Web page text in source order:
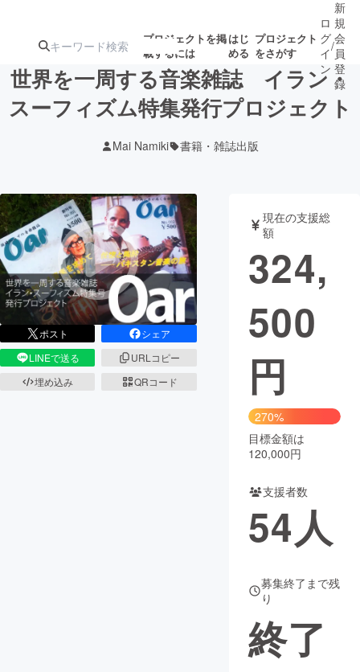
プロジェクトを掲
載するには
はじ
める
プロジェクト
をさがす
注目の新着プロ
ジェクト
募集終了が近いプ
ロジェクト
アート・写真 音楽
テクノロジー・ガジェット ゲーム・サ
映像・映画
ビジネス・起業
まちづくり・地域活性化
CAMPFIRE Creation
コミュニティ
ロ
グ
イ
ン
/
新
規
会
員
登
録
世界を一周する音楽雑誌 イラン・
スーフィズム特集発行プロジェクト
Mai Namiki 書籍・雑誌出版
ポスト
シェア
LINEで送る
URLコピー
埋め込み
QRコード
現在の支援総
額
324,
500
円
270%
目標金額は
120,000円
支援者数
54人
募集終了まで残
り
終了